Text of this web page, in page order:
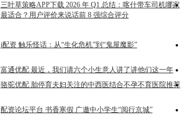
三叶草策略APP下载 2026 年 Q1 总结：喀什带车司机哪家
最适合？用户评价来说话前 8 强综合评分
i配资 触乐怪话：从“生化危机”到“鬼屋魔影”
富通优配 最近，我们请六个小生意人讲了讲他们这一年
骆驼优配 胎停育夫妇关注的中西医结合不孕不育医院推荐
配资论坛平台 书香寒假 广邀中小学生“阅行京城”